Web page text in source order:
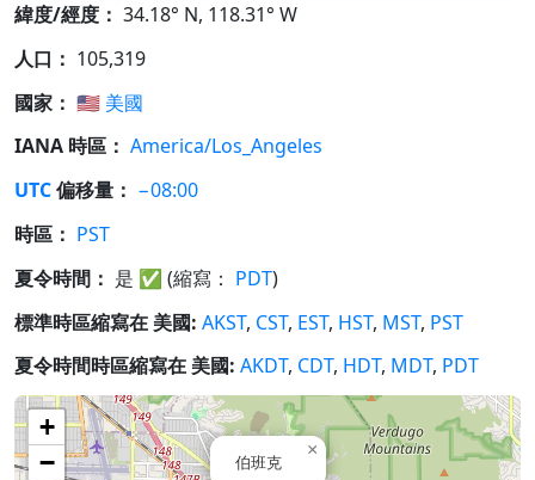
緯度/經度： 34.18° N, 118.31° W
人口： 105,319
國家： 🇺🇸 美國
IANA 時區： America/Los_Angeles
UTC偏移量： −08:00
時區： PST
夏令時間： 是 ✅ (縮寫： PDT)
標準時區縮寫在 美國: AKST, CST, EST, HST, MST, PST
夏令時間時區縮寫在 美國: AKDT, CDT, HDT, MDT, PDT
伯班克
×
+
−